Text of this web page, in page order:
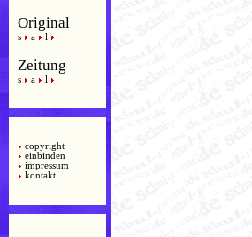
Original
s a l
Zeitung
s a l
copyright
einbinden
impressum
kontakt